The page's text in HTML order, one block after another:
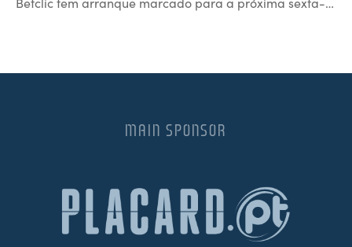
MAIN SPONSOR